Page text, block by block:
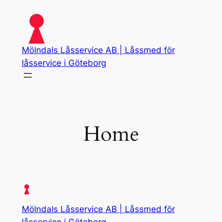
content
Mölndals Låsservice AB | Låssmed för
låsservice i Göteborg
Home
Mölndals Låsservice AB | Låssmed för